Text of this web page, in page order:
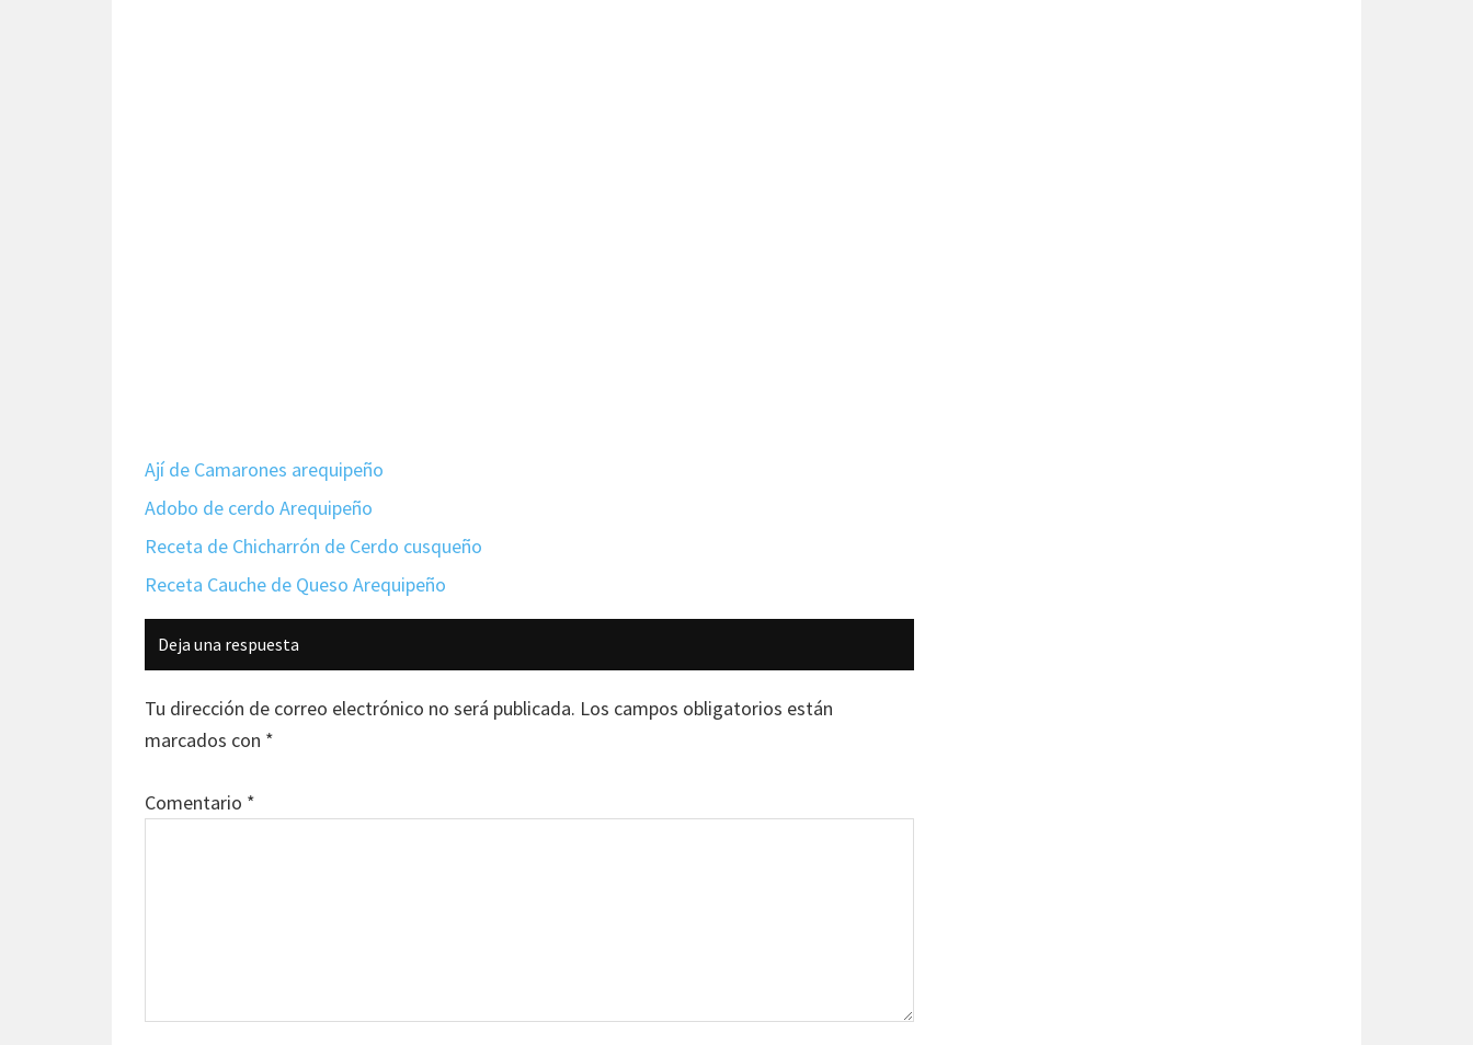
Ají de Camarones arequipeño
Adobo de cerdo Arequipeño
Receta de Chicharrón de Cerdo cusqueño
Receta Cauche de Queso Arequipeño
Interacciones
con
los
lectores
Deja una respuesta
Tu dirección de correo electrónico no será publicada. Los campos obligatorios están
marcados con *
Comentario *